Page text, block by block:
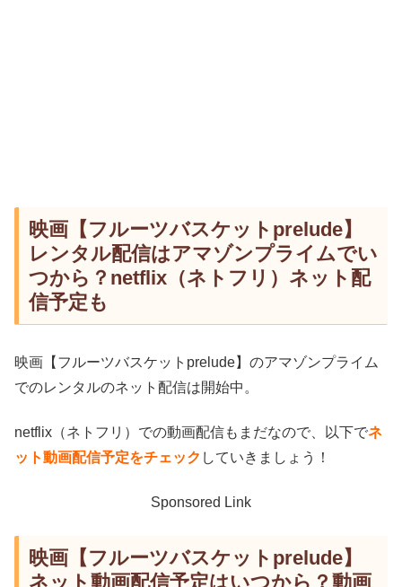
映画【フルーツバスケットprelude】
レンタル配信はアマゾンプライムでい
つから？netflix（ネトフリ）ネット配
信予定も
映画【フルーツバスケットprelude】のアマゾンプライム
でのレンタルのネット配信は開始中。
netflix（ネトフリ）での動画配信もまだなので、以下でネ
ット動画配信予定をチェック していきましょう！
Sponsored Link
映画【フルーツバスケットprelude】
ネット動画配信予定はいつから？動画